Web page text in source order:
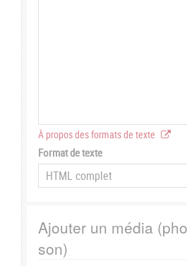
À propos des formats de texte
Format de texte
Ajouter un média
son)